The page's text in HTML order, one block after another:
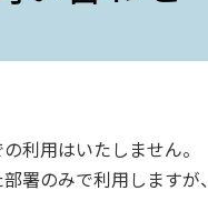
利用はいたしません。
署のみで利用しますが、